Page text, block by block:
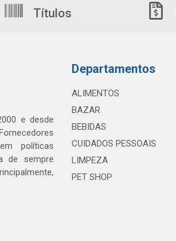
Títulos
e desde
políticas
de sempre
Departamentos
ALIMENTOS
BAZAR
BEBIDAS
CUIDADOS PESSOAIS
LIMPEZA
PET SHOP